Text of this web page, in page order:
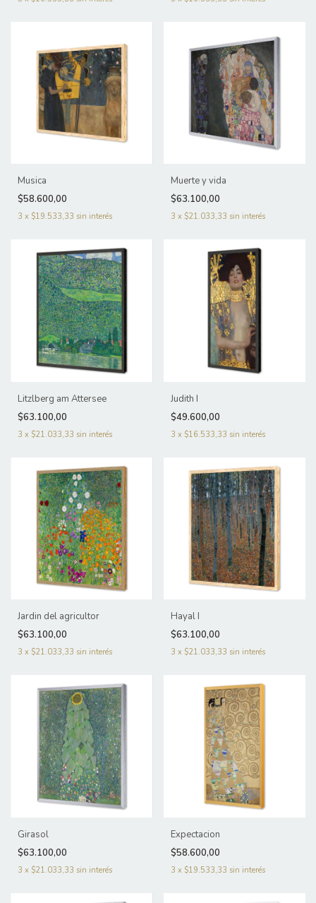
Musica
$58.600,00
3 x $19.533,33 sin interés
Muerte y vida
$63.100,00
3 x $21.033,33 sin interés
Litzlberg am Attersee
$63.100,00
3 x $21.033,33 sin interés
Judith I
$49.600,00
3 x $16.533,33 sin interés
Jardin del agricultor
$63.100,00
3 x $21.033,33 sin interés
Hayal I
$63.100,00
3 x $21.033,33 sin interés
Girasol
$63.100,00
3 x $21.033,33 sin interés
Expectacion
$58.600,00
3 x $19.533,33 sin interés